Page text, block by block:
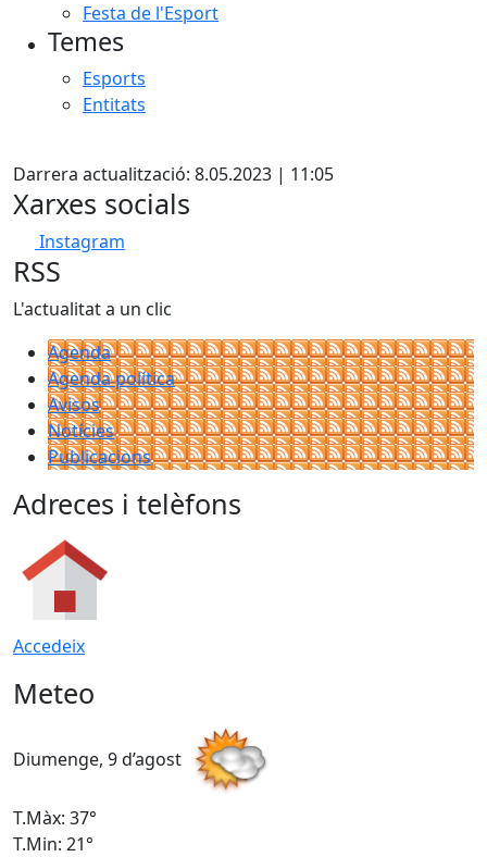
Festa de l'Esport
Temes
Esports
Entitats
Darrera actualització: 8.05.2023 | 11:05
Xarxes socials
Instagram
RSS
L'actualitat a un clic
Agenda
Agenda política
Avisos
Notícies
Publicacions
Adreces i telèfons
Accedeix
Meteo
Diumenge, 9 d’agost
T.Màx: 37°
T.Min: 21°